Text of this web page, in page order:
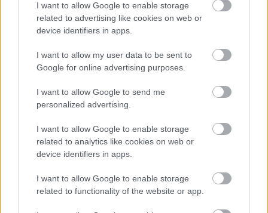
I want to allow Google to enable storage
related to advertising like cookies on web or
device identifiers in apps.
I want to allow my user data to be sent to
Google for online advertising purposes.
I want to allow Google to send me
personalized advertising.
I want to allow Google to enable storage
related to analytics like cookies on web or
device identifiers in apps.
I want to allow Google to enable storage
related to functionality of the website or app.
Rzeszów > Klasa B, gr. I - sytuacja w tabeli
Przed meczami 3. kolejki - Rzeszów > Klasa B, gr. I gospodarze (KS Biała
Rzeszów) zajmują11. miejscew tabeli. Goście (Rudzik Rudna Mała)
Poniżej znajdziesz także ostatnie mecze obu drużyn oraz statystyki
bramkowe.
KS Biała Rzeszów vs. Rudzik Rudna Mała - relacja, wynik na żywo,
transmisja
Wynik meczu KS Biała Rzeszów - Rudzik Rudna Mała znajdziesz na naszej
stronie zaraz po jego zakończeniu. Jeżeli szukasz informacji meczowych,
zajrzyj tutaj:KS Biała Rzeszów vs. Rudzik Rudna Mała - wynik,
składy, strzelcy
Jeżeli w internecie lub TV dostępna jest
albo innych spotkań Rzeszów >
Klasa B, gr. I na pewno znajdziesz takie informacje na naszym portalu.
Możliwe jednak, że nigdzie nie pojawi się stream online z tego pojedynku.